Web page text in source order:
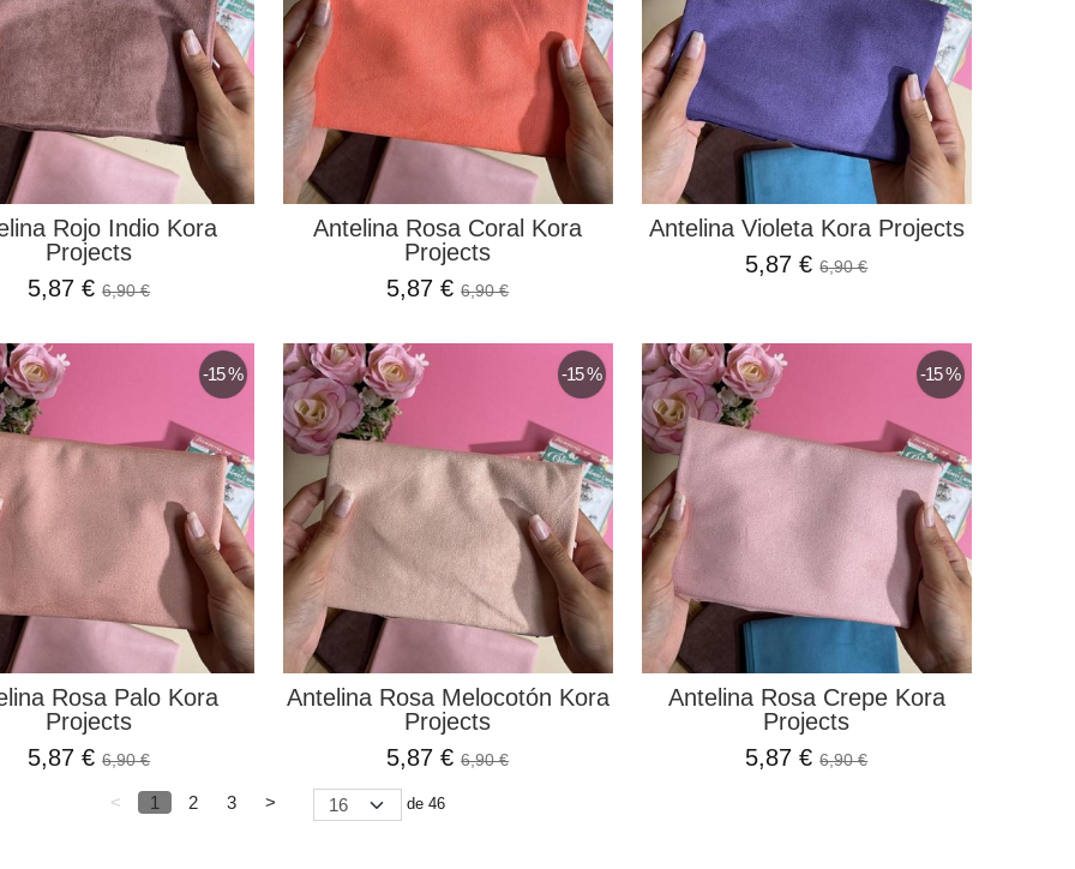
Rojo Indio Kora
Projects
5,87 €6,90 €
Antelina Rosa Coral Kora
Projects
5,87 €6,90 €
Antelina Violeta Kora Projects
5,87 €6,90 €
-15 %
Rosa Palo Kora
Projects
5,87 €6,90 €
-15 %
Antelina Rosa Melocotón Kora
Projects
5,87 €6,90 €
-15 %
Antelina Rosa Crepe Kora
Projects
5,87 €6,90 €
< 1 2 3 > de 46